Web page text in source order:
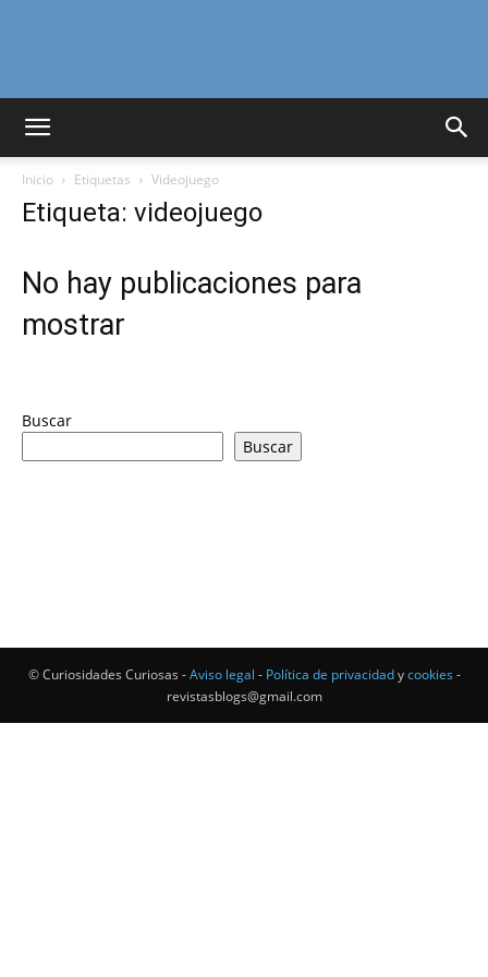
Curiosidades
del
Inicio Etiquetas Videojuego
Etiqueta: videojuego
No hay publicaciones para
mostrar
Buscar
Buscar
© Curiosidades Curiosas -Aviso legal - Política de privacidadycookies -
revistasblogs@gmail.com